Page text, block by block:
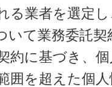
る業者を選定
いて業務委託
約に基づき、
囲を超えた個